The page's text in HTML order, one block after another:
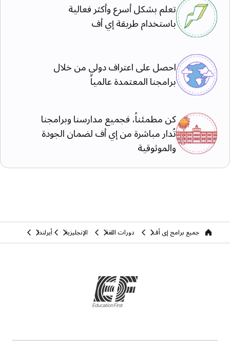
تعلم بشكل أسرع وأكثر فعالية
باستخدام طريقة إي أف
احصل على اعتراف دولي من خلال
برامجنا المعتمدة عالمياً
كن مطمئناً، فجميع مدارسنا وبرامجنا
تُدار مباشرة من إي أف لضمان الجودة
والموثوقية
homeجميع برامج إي أف دورات اللغة الإنجليزية أيرلندا